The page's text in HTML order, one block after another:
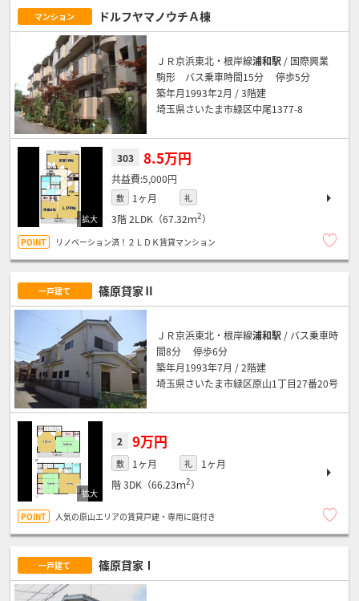
マンション ドルフヤマノウチＡ棟
ＪＲ京浜東北・根岸線浦和駅 / 国際興業
駒形 バス乗車時間15分 停歩5分
築年月1993年2月 / 3階建
埼玉県さいたま市緑区中尾1377-8
303 8.5万円
5,000円
敷 1ヶ月 礼
3階2LDK（67.32ｍ2）
リノベーション済！２ＬＤＫ賃貸マンション
一戸建て 篠原貸家Ⅱ
ＪＲ京浜東北・根岸線浦和駅 / バス乗車時
間8分 停歩6分
築年月1993年7月 / 2階建
埼玉県さいたま市緑区原山1丁目27番20号
2 9万円
敷 1ヶ月 礼
1ヶ月
階3DK（66.23ｍ2）
人気の原山エリアの賃貸戸建・専用に庭付き
一戸建て 篠原貸家Ⅰ